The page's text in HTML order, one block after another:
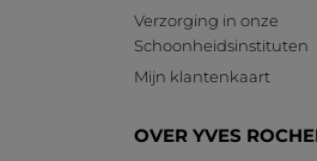
Verzorging in onze
Schoonheidsinstituten
Mijn klantenkaart
OVER YVES